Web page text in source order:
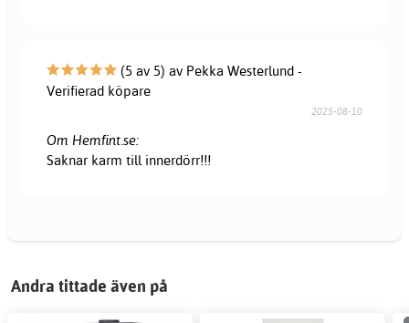
(5 av 5) av Pekka Westerlund -
Verifierad köpare
2025-08-10
Om Hemfint.se:
Saknar karm till innerdörr!!!
Andra tittade även på